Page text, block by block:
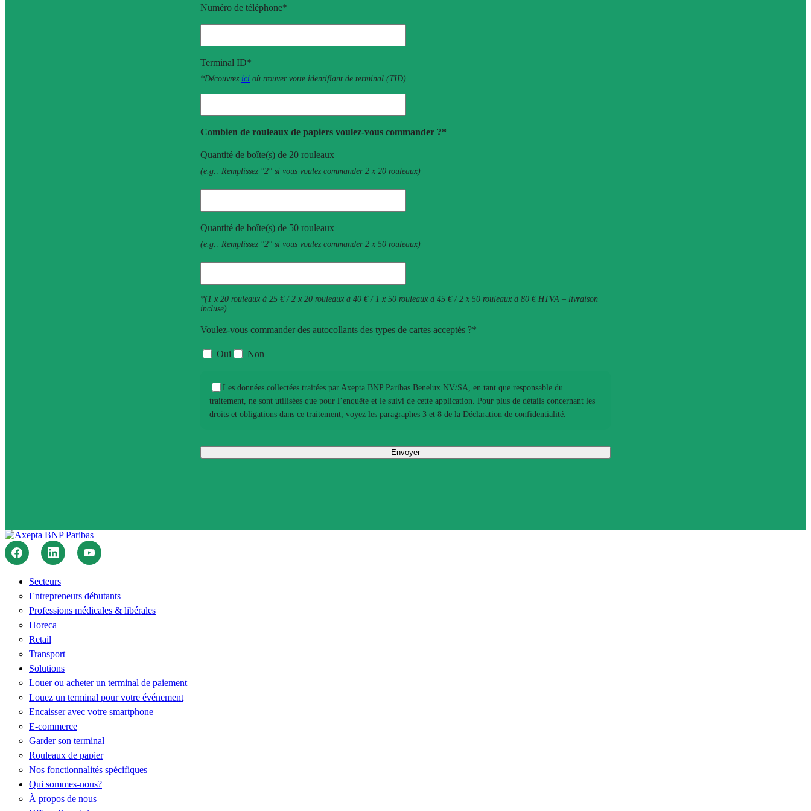
Numéro de téléphone*
Terminal ID*
*Découvrez ici où trouver votre identifiant de terminal (TID).
Combien de rouleaux de papiers voulez-vous commander ?*
Quantité de boîte(s) de 20 rouleaux
(e.g.: Remplissez "2" si vous voulez commander 2 x 20 rouleaux)
Quantité de boîte(s) de 50 rouleaux
(e.g.: Remplissez "2" si vous voulez commander 2 x 50 rouleaux)
*(1 x 20 rouleaux à 25 € / 2 x 20 rouleaux à 40 € / 1 x 50 rouleaux à 45 € / 2 x 50 rouleaux à 80 € HTVA – livraison
incluse)
Voulez-vous commander des autocollants des types de cartes acceptés ?*
Oui Non
Les données collectées traitées par Axepta BNP Paribas Benelux NV/SA, en tant que responsable du
traitement, ne sont utilisées que pour l’enquête et le suivi de cette application. Pour plus de détails concernant les
droits et obligations dans ce traitement, voyez les paragraphes 3 et 8 de la Déclaration de confidentialité.​
Secteurs
Entrepreneurs débutants
Professions médicales & libérales
Horeca
Retail
Transport
Solutions
Louer ou acheter un terminal de paiement
Louez un terminal pour votre événement
Encaisser avec votre smartphone
E-commerce
Garder son terminal
Rouleaux de papier
Nos fonctionnalités spécifiques
Qui sommes-nous?
À propos de nous